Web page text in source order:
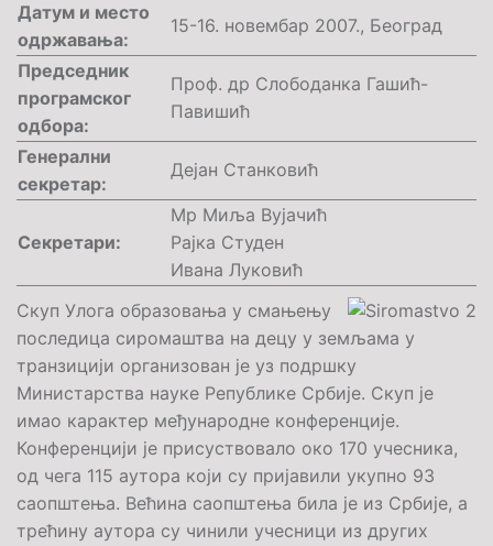
Датум и место
одржавања:
15-16. новембар 2007., Београд
Председник
програмског
одбора:
Проф. др Слободанка Гашић-
Павишић
Генерални
секретар:
Дејан Станковић
Секретари:
Мр Миља Вујачић
Рајка Студен
Ивана Луковић
Скуп Улога образовања у смањењу
последица сиромаштва на децу у земљама у
транзицији организован је уз подршку
Министарства науке Републике Србије. Скуп је
имао карактер међународне конференције.
Конференцији је присуствовало око 170 учесника,
од чега 115 аутора који су пријавили укупно 93
саопштења. Већина саопштења била је из Србије, а
трећину аутора су чинили учесници из других